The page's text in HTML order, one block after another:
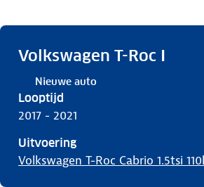
Volkswagen T-Roc I
Nieuwe auto
Looptijd
2017 - 2021
Uitvoering
Volkswagen T-Roc Cabrio 1.5tsi